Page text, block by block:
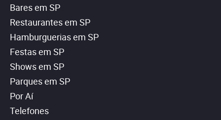
Bares em SP
Restaurantes em SP
Hamburguerias em SP
Festas em SP
Shows em SP
Parques em SP
Por Aí
Telefones